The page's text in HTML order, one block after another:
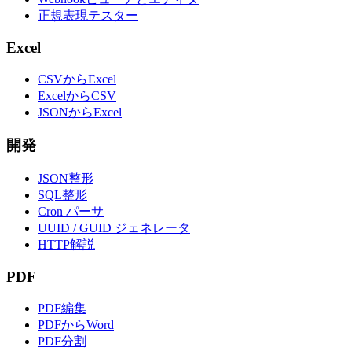
正規表現テスター
Excel
CSVからExcel
ExcelからCSV
JSONからExcel
開発
JSON整形
SQL整形
Cron パーサ
UUID / GUID ジェネレータ
HTTP解説
PDF
PDF編集
PDFからWord
PDF分割